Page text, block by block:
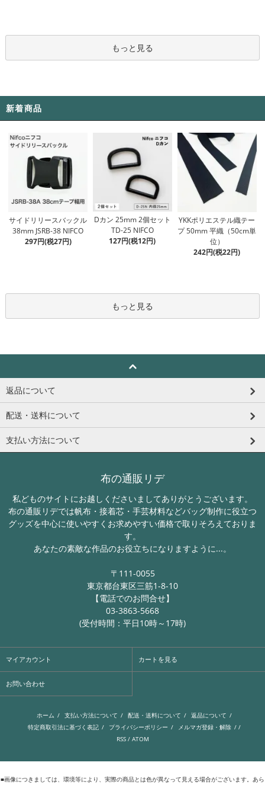
もっと見る
新着商品
サイドリリースバックル
38mm JSRB-38 NIFCO
297円(税27円)
Dカン 25mm 2個セット
TD-25 NIFCO
127円(税12円)
YKKポリエステル織テー
プ 50mm 平織（50cm単
位）
242円(税22円)
もっと見る
返品について
配送・送料について
支払い方法について
布の通販リデ
私どものサイトにお越しくださいましてありがとうございます。
布の通販リデでは帆布・接着芯・手芸材料などバッグ制作に役立つ
グッズを中心に使いやすくお求めやすい価格で取りそろえておりま
す。
あなたの素敵な作品のお役立ちになりますように...。
〒111-0055
東京都台東区三筋1-8-10
【電話でのお問合せ】
03-3863-5668
(受付時間：平日10時～17時)
マイアカウント カートを見る
お問い合わせ
ホーム / 支払い方法について / 配送・送料について / 返品について /
特定商取引法に基づく表記 / プライバシーポリシー / メルマガ登録・解除 / /
RSS/ ATOM
■画像につきましては、環境等により、実際の商品とは色が異なって見える場合がございます。あら